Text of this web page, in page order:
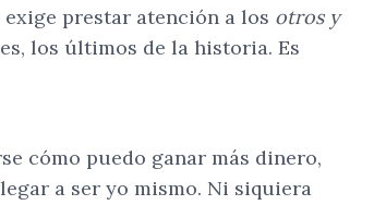
exige prestar atención a los otros y
los últimos de la historia. Es
cómo puedo ganar más dinero,
a ser yo mismo. Ni siquiera